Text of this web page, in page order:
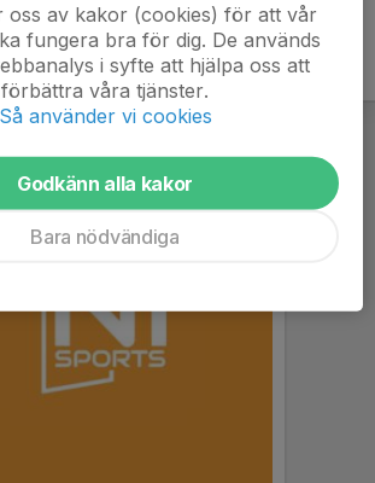
oss av kakor (cookies) för att vår
fungera bra för dig. De används
i syfte att hjälpa oss att
förbättra våra tjänster.
Så använder vi cookies
Godkänn alla kakor
Bara nödvändiga